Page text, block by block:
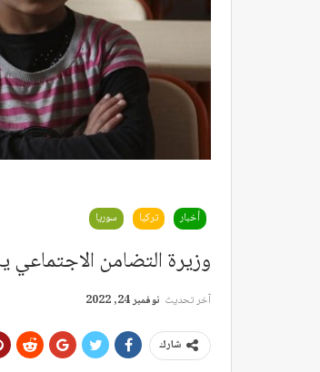
أخبار تركيا سوريا
وزيرة التضامن الاجتماعي
آخر تحديث نوفمبر 24, 2022
شارك